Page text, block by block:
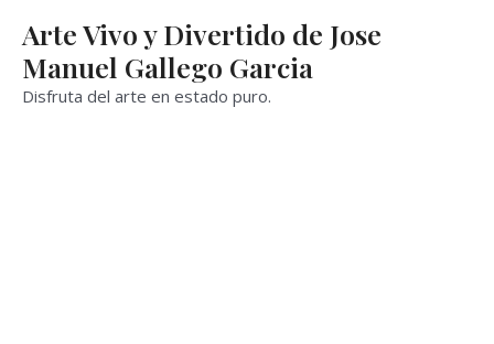
contenido
Arte Vivo y Divertido de Jose
Manuel Gallego Garcia
Disfruta del arte en estado puro.